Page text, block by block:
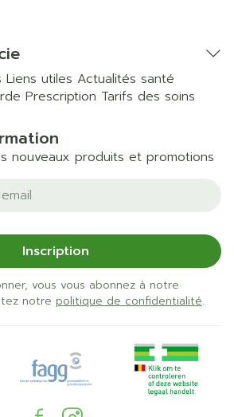
Liens utiles Actualités santé
Prescription Tarifs des soins
nouveaux produits et promotions
Inscription
vous vous abonnez à notre
notre politique de confidentialité.